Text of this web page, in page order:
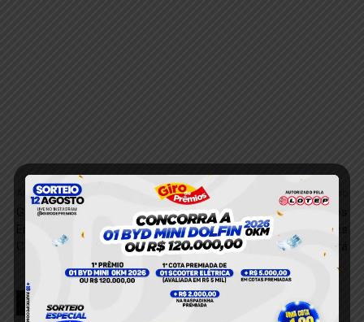
Anterior
Golpe de Faturas Falsas de
Energia Elétrica Alerta
Consumidores
Próximo
Vídeo: Criminosos
Aterrorizam Comerciantes
em Uruará
RELACIONADOS